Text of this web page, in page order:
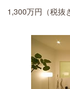
1,300万円（税抜